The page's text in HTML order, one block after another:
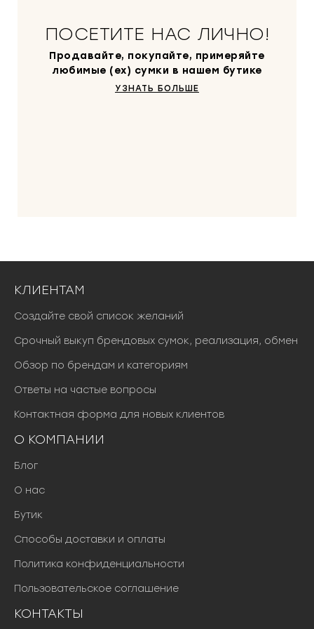
с
т
а
в
.
ПОСЕТИТЕ НАС ЛИЧНО!
Продавайте, покупайте, примеряйте
любимые (ex) сумки в нашем бутике
УЗНАТЬ БОЛЬШЕ
КЛИЕНТАМ
Создайте свой список желаний
Срочный выкуп брендовых сумок, реализация, обмен
Обзор по брендам и категориям
Ответы на частые вопросы
Контактная форма для новых клиентов
О КОМПАНИИ
Блог
О нас
Бутик
Способы доставки и оплаты
Политика конфиденциальности
Пользовательское соглашение
КОНТАКТЫ